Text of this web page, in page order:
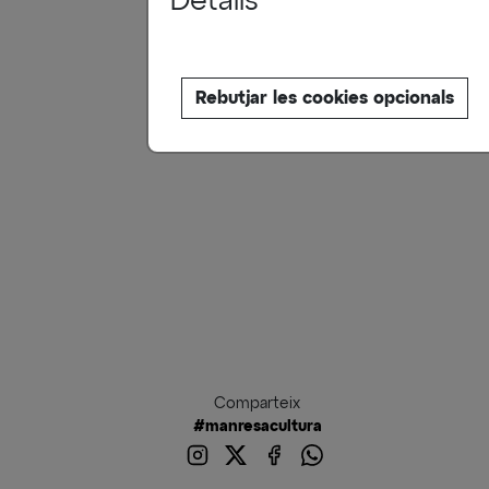
Rebutjar les cookies opcionals
Comparteix
#manresacultura